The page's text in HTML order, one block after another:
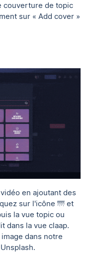
couverture de topic
sur « Add cover »
en ajoutant des
sur l'icône 🌁 et
la vue topic ou
dans la vue claap.
dans notre